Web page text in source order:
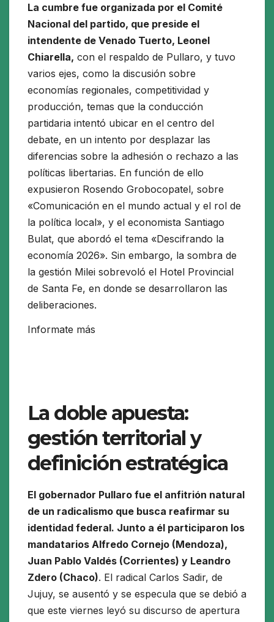
La cumbre fue organizada por el Comité
Nacional del partido, que preside el
intendente de Venado Tuerto, Leonel
Chiarella, con el respaldo de Pullaro, y tuvo
varios ejes, como la discusión sobre
economías regionales, competitividad y
producción, temas que la conducción
partidaria intentó ubicar en el centro del
debate, en un intento por desplazar las
diferencias sobre la adhesión o rechazo a las
políticas libertarias. En función de ello
expusieron Rosendo Grobocopatel, sobre
«Comunicación en el mundo actual y el rol de
la política local», y el economista Santiago
Bulat, que abordó el tema «Descifrando la
economía 2026». Sin embargo, la sombra de
la gestión Milei sobrevoló el Hotel Provincial
de Santa Fe, en donde se desarrollaron las
deliberaciones.
Informate más
La doble apuesta:
gestión territorial y
definición estratégica
El gobernador Pullaro fue el anfitrión natural
de un radicalismo que busca reafirmar su
identidad federal. Junto a él participaron los
mandatarios Alfredo Cornejo (Mendoza),
Juan Pablo Valdés (Corrientes) y Leandro
Zdero (Chaco). El radical Carlos Sadir, de
Jujuy, se ausentó y se especula que se debió a
que este viernes leyó su discurso de apertura